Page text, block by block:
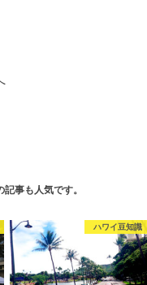
記事も人気です。
ハワイ豆知識